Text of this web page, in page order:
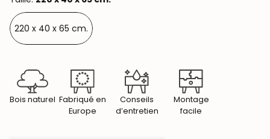
220 x 40 x 65 cm.
Bois naturel Fabriqué en
Europe
Conseils
d’entretien
Montage
facile